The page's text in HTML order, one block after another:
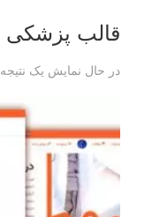
قالب پزشکی
در حال نمایش یک نتیجه